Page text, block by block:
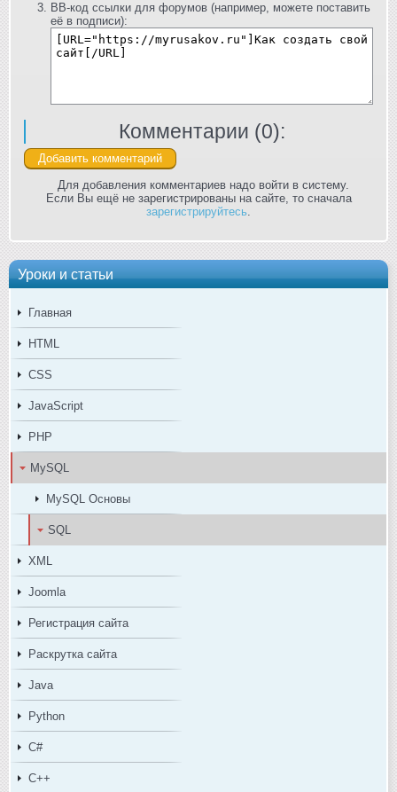
Уроки и статьи
Главная
HTML
CSS
JavaScript
PHP
MySQL
MySQL Основы
SQL
XML
Joomla
Регистрация сайта
Раскрутка сайта
Java
Python
C#
C++
BB-код ссылки для форумов (например, можете поставить
её в подписи):
Комментарии (0):
Для добавления комментариев надо войти в систему.
Если Вы ещё не зарегистрированы на сайте, то сначала
зарегистрируйтесь